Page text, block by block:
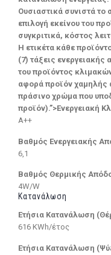
Ουσιαστικά συνιστά
επιλογή εκείνου του
συγκριτικά, κόστος
Η ετικέτα κάθε
(7) τάξεις
του προϊόντος
αφορά προϊόν
πράσινο χρώμα που
προϊόν).”>Ενεργειακή
A++
Βαθμός Ενεργειακής
6,1
Βαθμός Θερμικής
4W/W
Κατανάλωση
Ετήσια Κατανάλωση
616 KWh/έτος
Ετήσια Κατανάλωση